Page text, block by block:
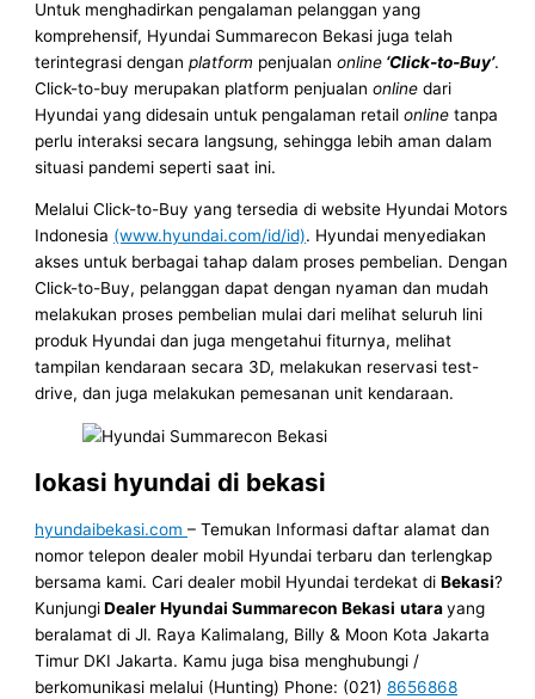
Untuk menghadirkan pengalaman pelanggan yang
komprehensif, Hyundai Summarecon Bekasi juga telah
terintegrasi denganplatform penjualan online ‘Click-to-Buy’.
Click-to-buy merupakan platform penjualanonline dari
Hyundai yang didesain untuk pengalaman retailonlinetanpa
perlu interaksi secara langsung, sehingga lebih aman dalam
situasi pandemi seperti saat ini.
Melalui Click-to-Buy yang tersedia di website Hyundai Motors
Indonesia (www.hyundai.com/id/id). Hyundai menyediakan
akses untuk berbagai tahap dalam proses pembelian. Dengan
Click-to-Buy, pelanggan dapat dengan nyaman dan mudah
melakukan proses pembelian mulai dari melihat seluruh lini
produk Hyundai dan juga mengetahui fiturnya, melihat
tampilan kendaraan secara 3D, melakukan reservasi test-
drive, dan juga melakukan pemesanan unit kendaraan.
lokasi hyundai di bekasi
hyundaibekasi.com– Temukan Informasi daftar alamat dan
nomor telepon dealer mobil Hyundai terbaru dan terlengkap
bersama kami. Cari dealer mobil Hyundai terdekat diBekasi?
KunjungiDealer Hyundai Summarecon Bekasi utarayang
beralamat di Jl. Raya Kalimalang, Billy & Moon Kota Jakarta
Timur DKI Jakarta. Kamu juga bisa menghubungi /
berkomunikasi melalui (Hunting) Phone: (021)8656868